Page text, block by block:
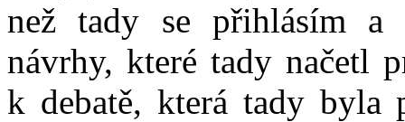
než tady se přihlásím a
návrhy, které tady načetl
k debatě, která tady byla